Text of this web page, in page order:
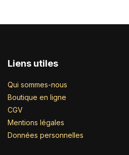
Liens utiles
Qui sommes-nous
Boutique en ligne
CGV
Mentions légales
Données personnelles